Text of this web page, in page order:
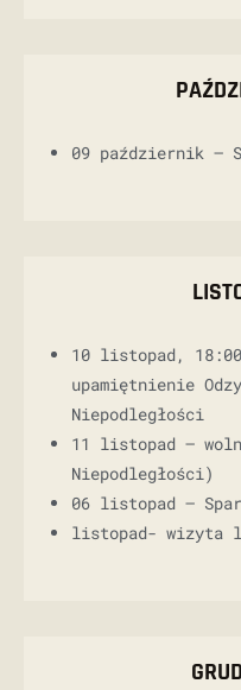
09 październik –
10 listopad,
upamiętnienie
Niepodległości
11 listopad –
Niepodległości)
06 listopad –
listopad- wizyta